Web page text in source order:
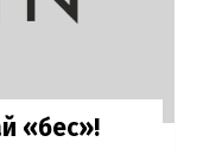
«бес»!